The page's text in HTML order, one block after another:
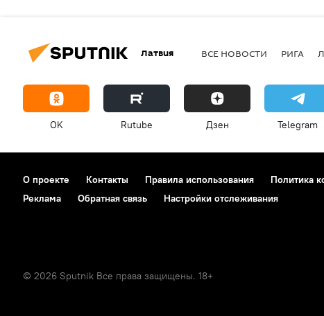
Латвия ВСЕ НОВОСТИ РИГА
OK Rutube Дзен Telegram
О проекте Контакты Правила использования Политика
Реклама
Обратная связь Настройки отслеживания
© 2026 Sputnik Все права защищены. 18+